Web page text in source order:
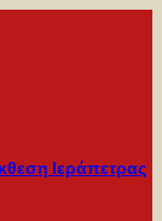
Ιεράπετρας